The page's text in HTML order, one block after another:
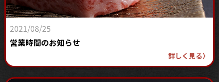
2021/08/25
営業時間のお知らせ
詳しく見る〉